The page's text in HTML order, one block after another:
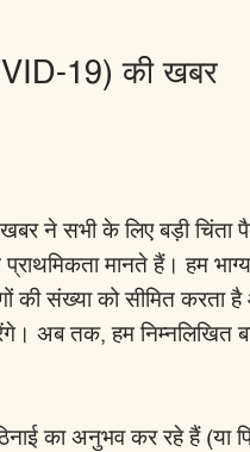
19) की खबर
ने सभी के लिए बड़ी चिंता
मानते हैं। हम
की संख्या को सीमित
अब तक, हम निम्नलिखित
का अनुभव कर रहे हैं (या